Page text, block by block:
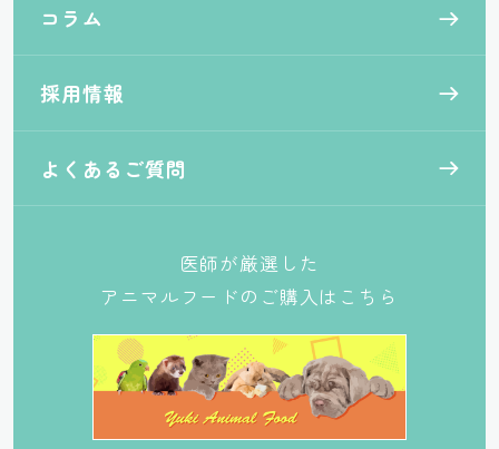
コラム
採用情報
よくあるご質問
医師が厳選した
アニマルフードのご購入はこちら